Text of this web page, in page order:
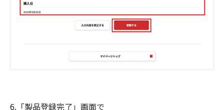
6.「製品登録完了」画面で